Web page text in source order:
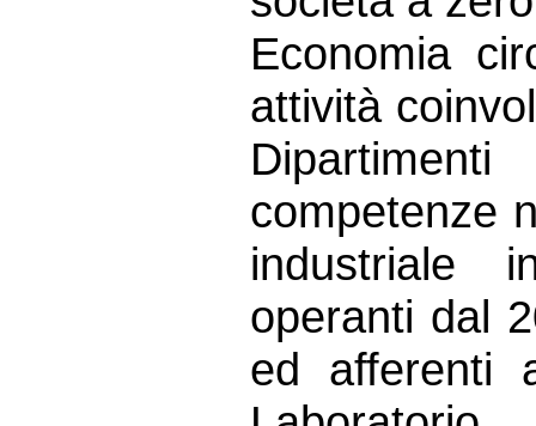
Economia
attività
competenze
industriale
operanti dal
ed afferenti